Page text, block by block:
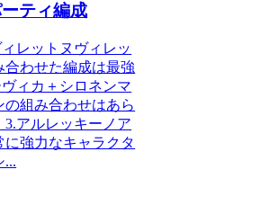
ティ編成
レットヌヴィレッ
合わせた編成は最強
ィカ＋シロネンマ
組み合わせはあら
アルレッキーノア
に強力なキャラクタ
...